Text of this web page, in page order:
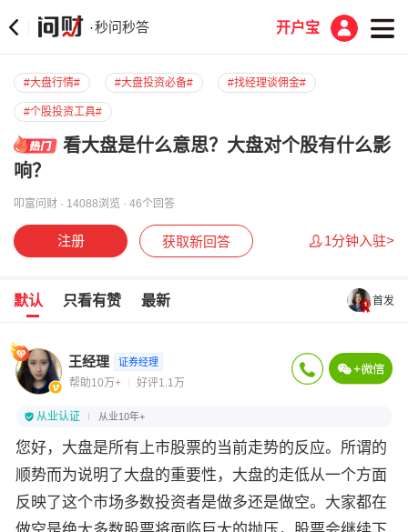
·秒问秒答 开户宝
#大盘行情# #大盘投资必备# #找经理谈佣金#
#个股投资工具#
看大盘是什么意思？大盘对个股有什么影
响？
叩富问财 · 14088浏览 · 46个回答
注册 获取新回答 1分钟入驻>
默认 只看有赞 最新 首发
王经理 证券经理
帮助10万+ 好评1.1万
从业认证 从业10年+
您好，大盘是所有上市股票的当前走势的反应。所谓的
顺势而为说明了大盘的重要性，大盘的走低从一个方面
反映了这个市场多数投资者是做多还是做空。大家都在